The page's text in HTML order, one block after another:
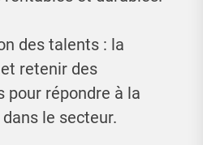
des talents : la
retenir des
pour répondre à la
le secteur.